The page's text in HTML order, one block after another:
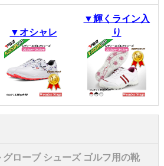
▼ オシャレ
▼輝くライン入
り
ローブ シューズ ゴルフ用の靴